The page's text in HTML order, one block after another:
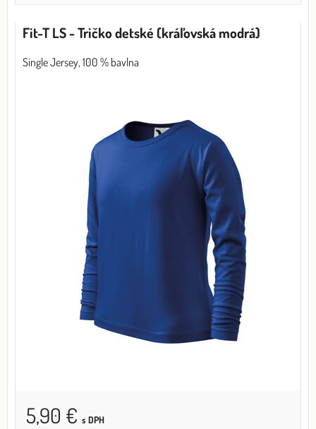
Fit-T LS - Tričko detské (kráľovská modrá)
Single Jersey, 100 % bavlna
5,90 € s DPH